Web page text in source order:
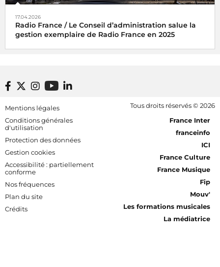
17.04.2026
Radio France / Le Conseil d’administration salue la
gestion exemplaire de Radio France en 2025
Footer bottom
Mentions légales
Conditions générales
d'utilisation
Protection des données
Gestion cookies
Accessibilité : partiellement
conforme
Nos fréquences
Plan du site
Crédits
Tous droits réservés © 2026
[RDF] Pied de page - Mobile
France Inter
franceinfo
ICI
France Culture
France Musique
Fip
Mouv'
Les formations musicales
La médiatrice